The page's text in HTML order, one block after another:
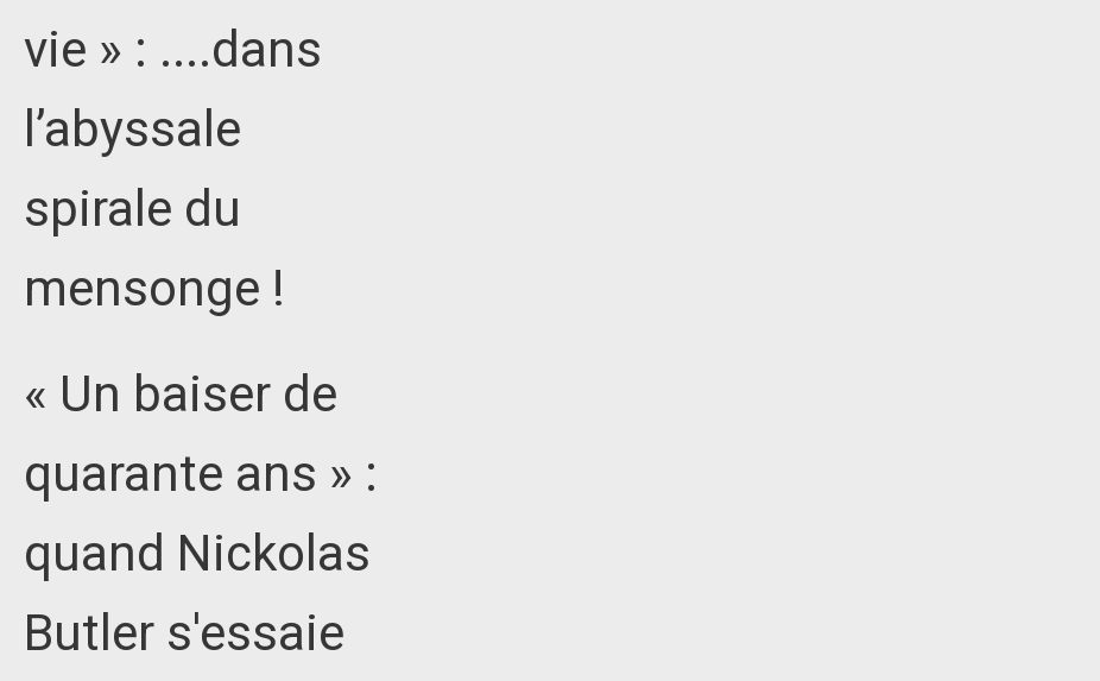
vie » : ....dans
l’abyssale
spirale du
mensonge !
« Un baiser de
quarante ans » :
quand Nickolas
Butler s'essaie